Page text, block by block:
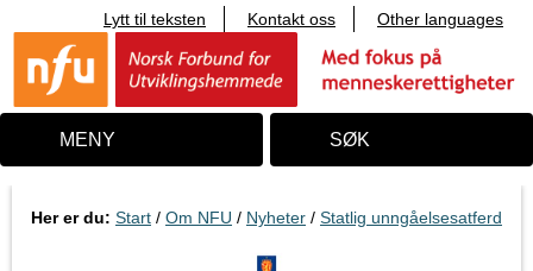
i
n
o
Lytt til teksten Kontakt oss Other languages
MENY SØK
Her er du: Start / Om NFU / Nyheter / Statlig unngåelsesatferd